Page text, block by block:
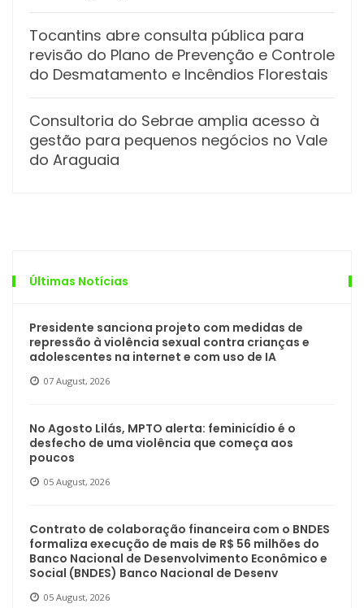
Tocantins abre consulta pública para
revisão do Plano de Prevenção e Controle
do Desmatamento e Incêndios Florestais
Consultoria do Sebrae amplia acesso à
gestão para pequenos negócios no Vale
do Araguaia
Últimas Notícias
Presidente sanciona projeto com medidas de
repressão à violência sexual contra crianças e
adolescentes na internet e com uso de IA
07 August, 2026
No Agosto Lilás, MPTO alerta: feminicídio é o
desfecho de uma violência que começa aos
poucos
05 August, 2026
Contrato de colaboração financeira com o BNDES
formaliza execução de mais de R$ 56 milhões do
Banco Nacional de Desenvolvimento Econômico e
Social (BNDES) Banco Nacional de Desenv
05 August, 2026